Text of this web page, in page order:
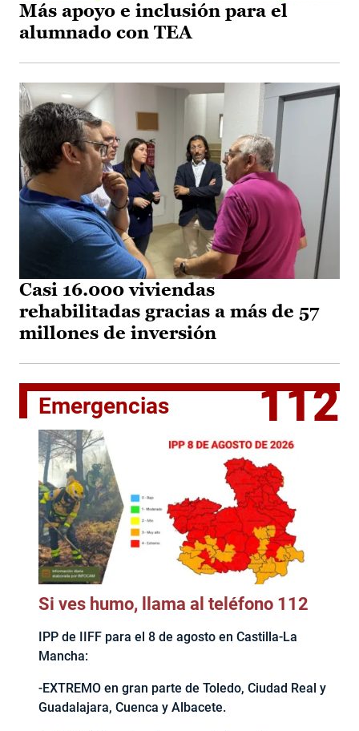
Más apoyo e inclusión para el
alumnado con TEA
Casi 16.000 viviendas
rehabilitadas gracias a más de 57
millones de inversión
Emergencias 112
Si ves humo, llama al teléfono 112
IPP de IIFF para el 8 de agosto en Castilla-La
Mancha:
-EXTREMO en gran parte de Toledo, Ciudad Real y
Guadalajara, Cuenca y Albacete.